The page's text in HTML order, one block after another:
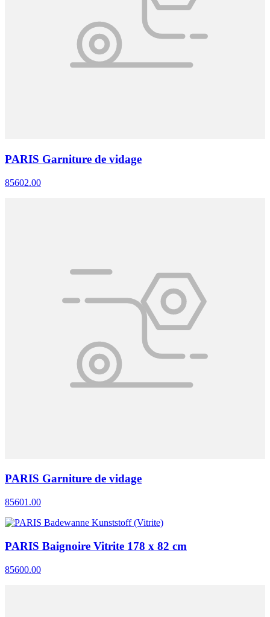
PARIS Garniture de vidage
85602.00
PARIS Garniture de vidage
85601.00
PARIS Baignoire Vitrite 178 x 82 cm
85600.00